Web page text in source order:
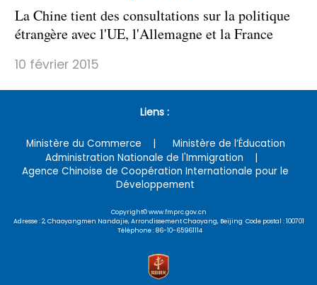
La Chine tient des consultations sur la politique
étrangère avec l'UE, l'Allemagne et la France
10 février 2015
Liens :
Ministère du Commerce
Ministère de l’Éducation
Administration Nationale de l'Immigration
Agence Chinoise de Coopération Internationale pour le
Développement
Copyright© www.fmprc.gov.cn
Adresse : 2, Chaoyangmen Nandajie, Arrondissement Chaoyang, Beijing Code postal : 100701
Téléphone : 86-10-65961114